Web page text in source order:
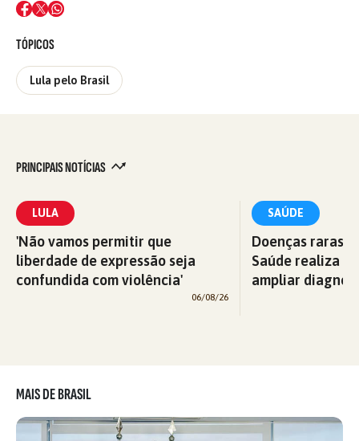
TÓPICOS
Lula pelo Brasil
PRINCIPAIS NOTÍCIAS
LULA
'Não vamos permitir que
liberdade de expressão seja
confundida com violência'
06/08/26
SAÚDE
Doenças raras:
Saúde realiza
ampliar
MAIS DE BRASIL